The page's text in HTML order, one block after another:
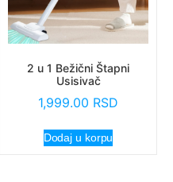
2 u 1 Bežični Štapni
Usisivač
1,999.00 RSD
Dodaj u korpu